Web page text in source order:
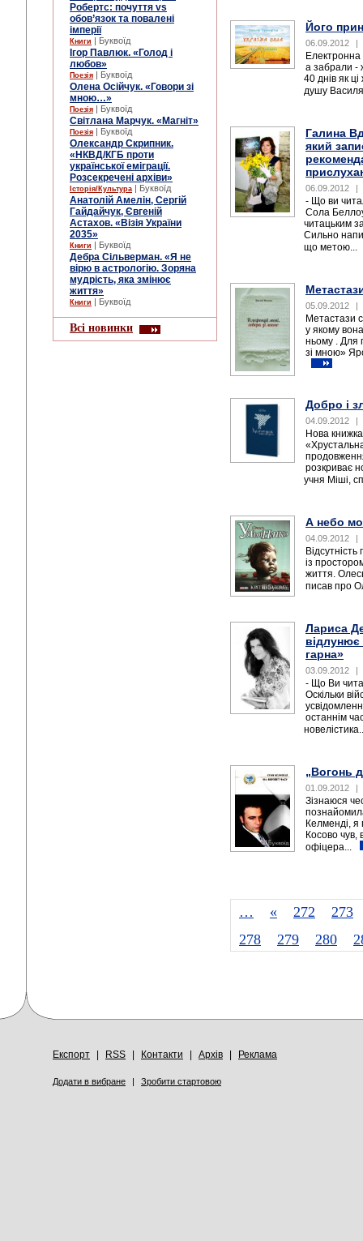
Робертс: почуття vs
обов’язок та повалені
імперії
Книги | Буквоїд
Ігор Павлюк. «Голод і
любов»
Поезія | Буквоїд
Олена Осійчук. «Говори зі
мною…»
Поезія | Буквоїд
Світлана Марчук. «Магніт»
Поезія | Буквоїд
Олександр Скрипник.
«НКВД/КГБ проти
української еміграції.
Розсекречені архіви»
Історія/Культура | Буквоїд
Анатолій Амелін, Сергій
Гайдайчук, Євгеній
Астахов. «Візія України
2035»
Книги | Буквоїд
Дебра Сільверман. «Я не
вірю в астрологію. Зоряна
мудрість, яка змінює
життя»
Книги | Буквоїд
Всі новинки
Його
06.09.2012 |
а забрали -
40 днів як
душу
Галина
який
06.09.2012 |
- Що ви
Сола
читацьким
Сильно
що метою...
05.09.2012 |
Метастази
у якому
ньому . Для
зі мною»
Добро і
04.09.2012 |
Нова
розкриває
учня Міші,
А небо
04.09.2012 |
із
життя.
писав про
Лариса
відлунює
гарна»
03.09.2012 |
- Що Ви
Оскільки
останнім
„Вогонь
01.09.2012 |
Зізнаюся
Келменді,
Косово чув,
офіцера...
… « 272
273
278
279 280
Експорт RSS Контакти Архів Реклама
Додати в вибране | Зробити стартовою